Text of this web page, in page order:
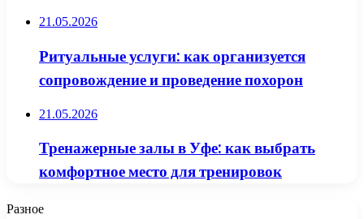
21.05.2026
Ритуальные услуги: как организуется
сопровождение и проведение похорон
21.05.2026
Тренажерные залы в Уфе: как выбрать
комфортное место для тренировок
Разное